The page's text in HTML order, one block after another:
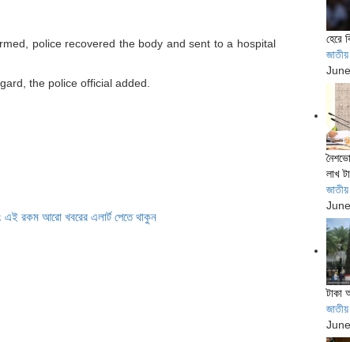
police recovered the body and sent to a hospital
the police official added.
এই রকম আরো খবরের এলার্ট পেতে থাকুন
হেরে
জাতীয়
লাখ
জাতীয়
টাকা
জাতীয়